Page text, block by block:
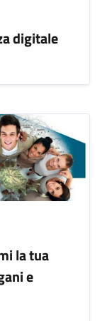
digitale
la tua
e